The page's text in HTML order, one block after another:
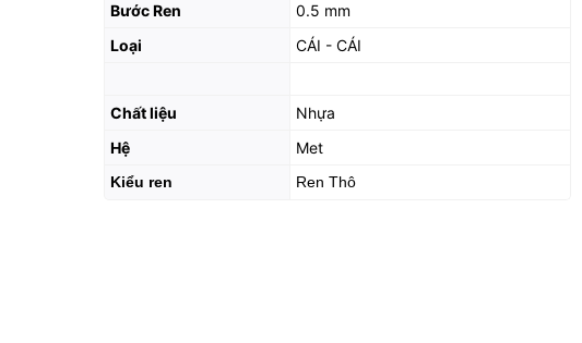
Bước Ren
0.5 mm
Loại
CÁI - CÁI
Chất liệu
Nhựa
Hệ
Met
Kiểu ren Ren Thô